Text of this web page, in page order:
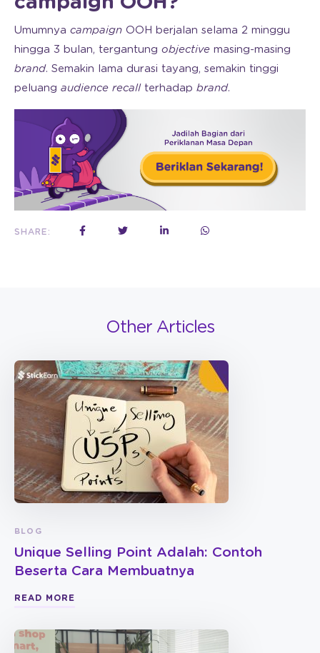
Umumnya campaign OOH berjalan selama 2 minggu
hingga 3 bulan, tergantung objective masing-masing
brand. Semakin lama durasi tayang, semakin tinggi
peluang audience recallterhadap brand.
SHARE:
Other Articles
BLOG
Unique Selling Point Adalah: Contoh
Beserta Cara Membuatnya
READ MORE